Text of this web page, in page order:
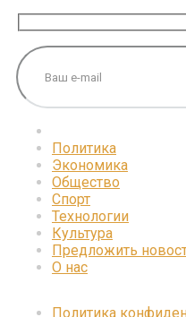
Политика
Экономика
Общество
Спорт
Технологии
Культура
Предложить
О нас
Политика